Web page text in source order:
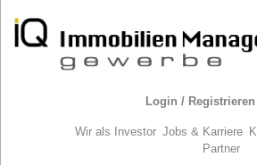
Login / Registrieren
Wir als Investor Jobs & Karriere
Partner